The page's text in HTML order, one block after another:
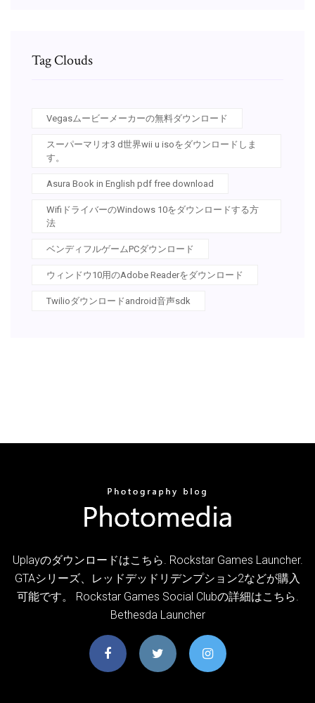
Tag Clouds
Vegasムービーメーカーの無料ダウンロード
スーパーマリオ3 d世界wii u isoをダウンロードしま
す。
Asura Book in English pdf free download
WifiドライバーのWindows 10をダウンロードする方
法
ベンディフルゲームPCダウンロード
ウィンドウ10用のAdobe Readerをダウンロード
Twilioダウンロードandroid音声sdk
Uplayのダウンロードはこちら. Rockstar Games Launcher.
GTAシリーズ、レッドデッドリデンプション2などが購入
可能です。 Rockstar Games Social Clubの詳細はこちら.
Bethesda Launcher